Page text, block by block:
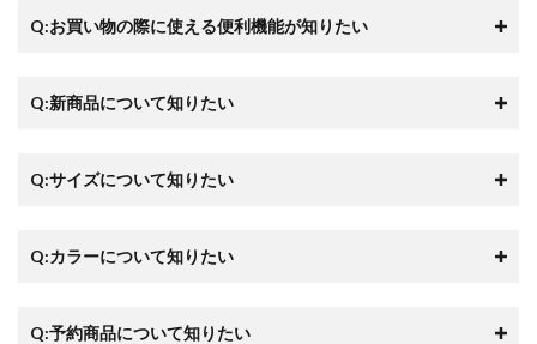
Q:お買い物の際に使える便利機能が知りたい
Q:新商品について知りたい
Q:サイズについて知りたい
Q:カラーについて知りたい
Q:予約商品について知りたい